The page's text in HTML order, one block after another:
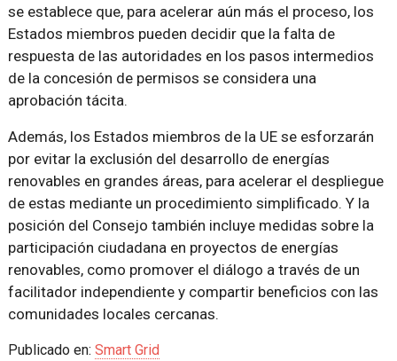
se establece que, para acelerar aún más el proceso, los
Estados miembros pueden decidir que la falta de
respuesta de las autoridades en los pasos intermedios
de la concesión de permisos se considera una
aprobación tácita.
Además, los Estados miembros de la UE se esforzarán
por evitar la exclusión del desarrollo de energías
renovables en grandes áreas, para acelerar el despliegue
de estas mediante un procedimiento simplificado. Y la
posición del Consejo también incluye medidas sobre la
participación ciudadana en proyectos de energías
renovables, como promover el diálogo a través de un
facilitador independiente y compartir beneficios con las
comunidades locales cercanas.
Publicado en: Smart Grid